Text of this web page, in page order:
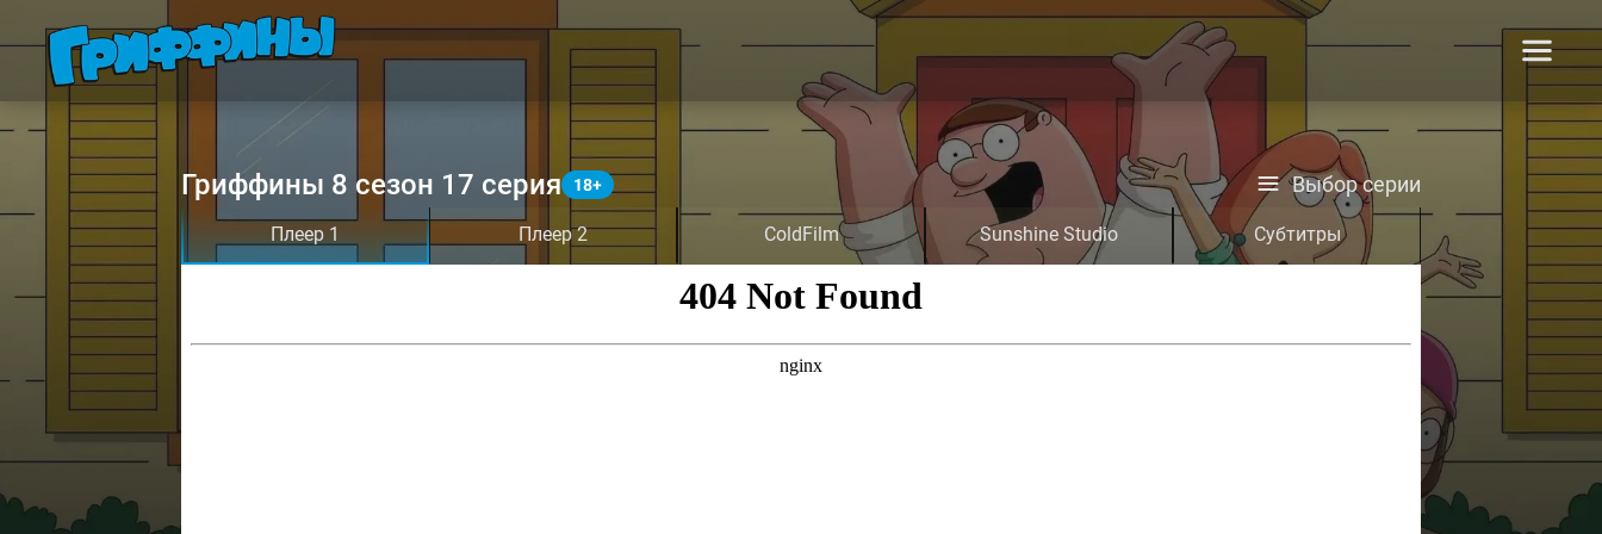
Гриффины 8 сезон 17 серия Выбор серии
Плеер 1 Плеер 2 ColdFilm Sunshine Studio Субтитры